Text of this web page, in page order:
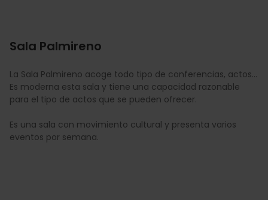
Sala Palmireno
La Sala Palmireno acoge todo tipo de conferencias, actos...
Es moderna esta sala y tiene una capacidad razonable
para el tipo de actos que se pueden ofrecer.
Es una sala con movimiento cultural y presenta varios
eventos por semana.